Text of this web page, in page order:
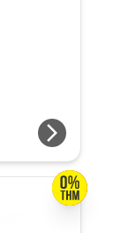
arrow_forward_ios